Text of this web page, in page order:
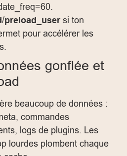
.
/preload_user si ton
pour accélérer les
gonflée et
beaucoup de données :
, commandes
logs de plugins. Les
lourdes plombent chaque